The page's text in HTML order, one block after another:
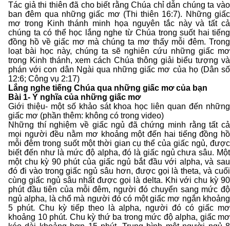
Tác giả thi thiên đã cho biết rằng Chúa chỉ dẫn chúng ta vào
ban đêm qua những giấc mơ (Thi thiên 16:7). Những giấc
mơ trong Kinh thánh minh họa nguyên tắc này và tất cả
chúng ta có thể học lắng nghe từ Chúa trong suốt hai tiếng
đồng hồ về giấc mơ mà chúng ta mơ thấy mỗi đêm. Trong
loạt bài học này, chúng ta sẽ nghiên cứu những giấc mơ
trong Kinh thánh, xem cách Chúa thông giải biểu tượng và
phán với con dân Ngài qua những giấc mơ của họ (Dân số
12:6; Công vụ 2:17)
Lắng nghe tiếng Chúa qua những giấc mơ của bạn
Bài 1- Ý nghĩa của những giấc mơ
Giới thiệu- một số khảo sát khoa học liên quan đến những
giấc mơ (phần thêm: không có trong video)
Những thí nghiệm về giấc ngủ đã chứng minh rằng tất cả
mọi người đều nằm mơ khoảng một đến hai tiếng đồng hồ
mỗi đêm trong suốt một thời gian cụ thể của giấc ngủ, được
biết đến như là mức độ alpha, đó là giấc ngủ chưa sâu. Một
một chu kỳ 90 phút của giấc ngủ bắt đầu với alpha, và sau
đó đi vào trong giấc ngủ sâu hơn, được gọi là theta, và cuối
cùng giấc ngủ sâu nhất được gọi là delta. Khi với chu kỳ 90
phút đầu tiên của mỗi đêm, người đó chuyển sang mức độ
ngủ alpha, là chổ mà người đó có một giấc mơ ngắn khoảng
5 phút. Chu kỳ tiếp theo là alpha, người đó có giấc mơ
khoảng 10 phút. Chu kỳ thứ ba trong mức độ alpha, giấc mơ